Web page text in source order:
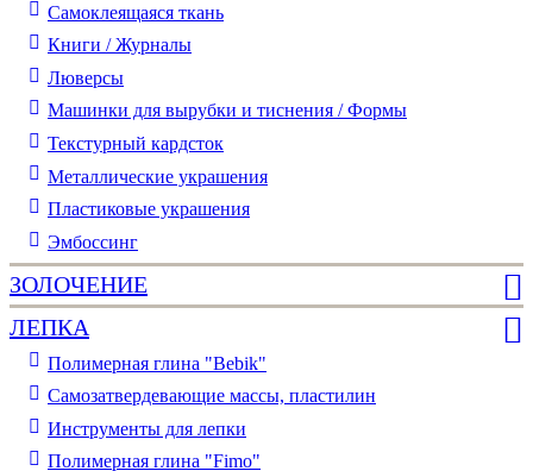
Самоклеящаяся ткань
Книги / Журналы
Люверсы
Машинки для вырубки и тиснения / Формы
Текстурный кардсток
Металлические украшения
Пластиковые украшения
Эмбоссинг
ЗОЛОЧЕНИЕ
ЛЕПКА
Полимерная глина "Bebik"
Самозатвердевающие массы, пластилин
Инструменты для лепки
Полимерная глина "Fimo"